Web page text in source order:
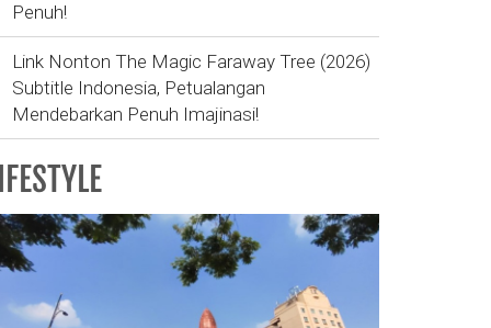
Penuh!
Link Nonton The Magic Faraway Tree (2026)
Subtitle Indonesia, Petualangan
Mendebarkan Penuh Imajinasi!